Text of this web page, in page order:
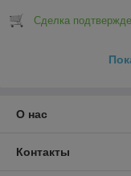
Сделка
О нас
Контакты